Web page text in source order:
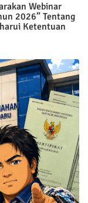
Webinar
2026” Tentang
Ketentuan